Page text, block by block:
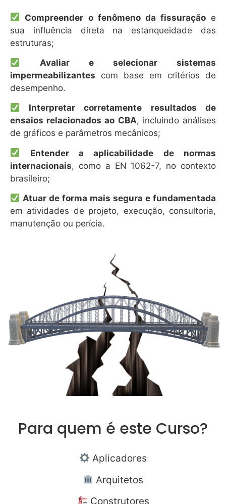
Compreender o fenômeno da fissuraçãoe
sua influência direta na estanqueidade das
estruturas;
Avaliar e selecionar sistemas
impermeabilizantes com base em critérios de
desempenho.
Interpretar corretamente resultados de
ensaios relacionados ao CBA, incluindo análises
de gráficos e parâmetros mecânicos;
Entender a aplicabilidade de normas
internacionais, como a EN 1062-7, no contexto
brasileiro;
Atuar de forma mais segura e fundamentada
em atividades de projeto, execução, consultoria,
manutenção ou perícia.
Para quem é este Curso?
Aplicadores
Arquitetos
Construtores